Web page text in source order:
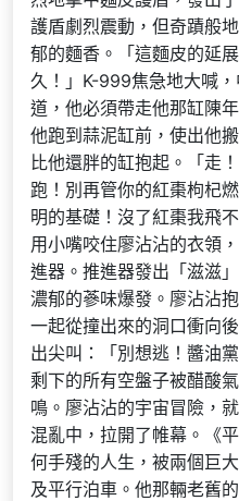
護盾劇烈震動，但奇蹟般
郁的麵香。「這麵皮的延
久！」K-999焦急地大喊
道，他必須帶走他那缸陳
他跑到蒜泥缸前，使出他
比他還胖的缸抱起。「走
跑！別再管你的紅棗枸杞
明的基礎！沒了紅棗我飛
用小嘴咬住廖沾沾的衣領
進器。推進器發出「滋滋
濃郁的蔘味爆發。廖沾沾
一起從撞出來的洞口衝向
出尖叫：「別想逃！醬油
剩下的所有空盤子被醋酸
鳴。廖沾沾的宇宙冒險，
混亂中，拉開了帷幕。《
何手殘的人生，被兩個巨
及平行泊車。他那輛老舊